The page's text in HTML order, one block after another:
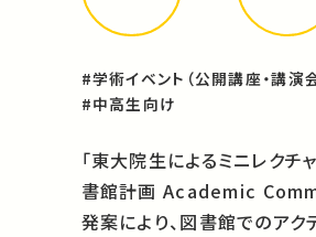
#学術イベント（公開講座・講演
#中高生向け
「東大院生によるミニレクチ
書館計画 Academic
発案により、図書館でのアク